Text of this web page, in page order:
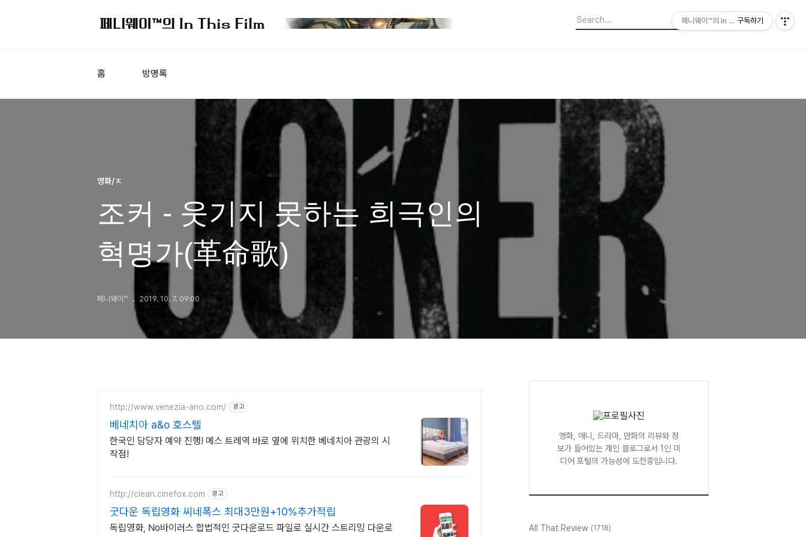
홈 방명록
영화/ㅈ
조커 - 웃기지 못하는 희극인의
혁명가(革命歌)
페니웨이™ 2019. 10. 7. 09:00
http://www.venezia-ano.com/ 광고
베네치아 a&o 호스텔
한국인 담당자 예약 진행! 메스 트레역 바로 옆에 위치한 베네치아 관광의 시
작점!
http://clean.cinefox.com 광고
굿다운 독립영화 씨네폭스 최대3만원+10%추가적립
독립영화, No바이러스 합법적인 굿다운로드 파일로 실시간 스트리밍 다운로
영화, 애니, 드라마, 만화의 리뷰와 정
보가 들어있는 개인 블로그로서 1인 미
디어 포털의 가능성에 도전중입니다.
All That Review (1718)
페니웨이™의 In This Film
구독하기